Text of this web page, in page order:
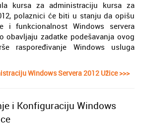
kursa za administraciju kursa za
polaznici će biti u stanju da opišu
i funkcionalnost Windows servera
obavljaju zadatke podešavanja ovog
raspoređivanje Windows usluga
Windows Servera 2012 Užice >>>
i Konfiguraciju Windows